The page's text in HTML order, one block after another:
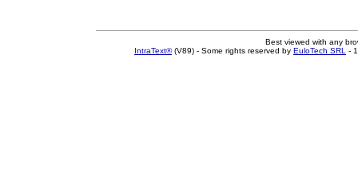
Best viewed with any
IntraText®(V89) - Some rights reserved by EuloTech SRL -